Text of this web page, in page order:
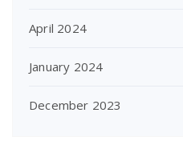
April 2024
January 2024
December 2023